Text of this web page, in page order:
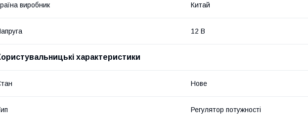
виробник Китай
12 В
характеристики
Нове
Регулятор потужності